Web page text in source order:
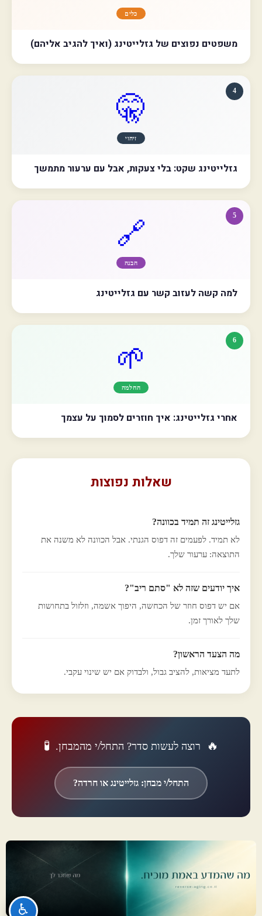
כלים
משפטים נפוצים של גזלייטינג (ואיך להגיב אליהם)
4
🤫
זיהוי
גזלייטינג שקט: בלי צעקות, אבל עם ערעור מתמשך
5
🔗
הבנה
למה קשה לעזוב קשר עם גזלייטינג
6
🌱
החלמה
אחרי גזלייטינג: איך חוזרים לסמוך על עצמך
שאלות נפוצות
גזלייטינג זה תמיד בכוונה?
לא תמיד. לפעמים זה דפוס הגנתי. אבל הכוונה לא משנה את
התוצאה: ערעור שלך.
איך יודעים שזה לא "סתם ריב"?
אם יש דפוס חוזר של הכחשה, היפוך אשמה, וזלזול בתחושות
שלך לאורך זמן.
מה הצעד הראשון?
לתעד מציאות, להציב גבול, ולבדוק אם יש שינוי עקבי.
🔥 רוצה לעשות סדר? התחל/י מהמבחן. 🧪
התחל/י מבחן: גזלייטינג או חרדה?
♿